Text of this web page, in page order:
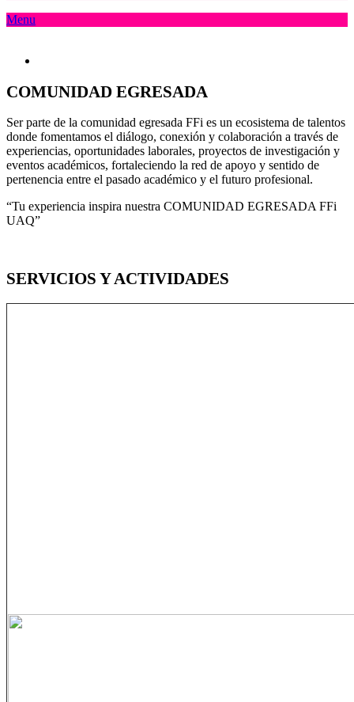
Menu
COMUNIDAD EGRESADA
Ser parte de la comunidad egresada FFi es un ecosistema de talentos
donde fomentamos el diálogo, conexión y colaboración a través de
experiencias, oportunidades laborales, proyectos de investigación y
eventos académicos, fortaleciendo la red de apoyo y sentido de
pertenencia entre el pasado académico y el futuro profesional.
“Tu experiencia inspira nuestra COMUNIDAD EGRESADA FFi
UAQ”
SERVICIOS Y ACTIVIDADES